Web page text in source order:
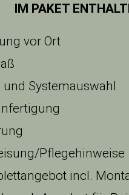
IM PAKET
vor Ort
Systemauswahl
Pflegehinweise
incl.